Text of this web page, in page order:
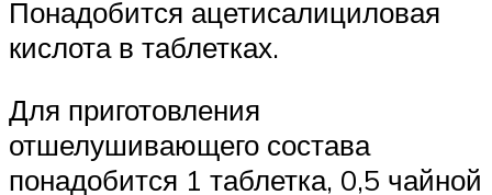
Понадобится ацетисалициловая
кислота в таблетках.
Для приготовления
отшелушивающего состава
понадобится 1 таблетка, 0,5 чайной